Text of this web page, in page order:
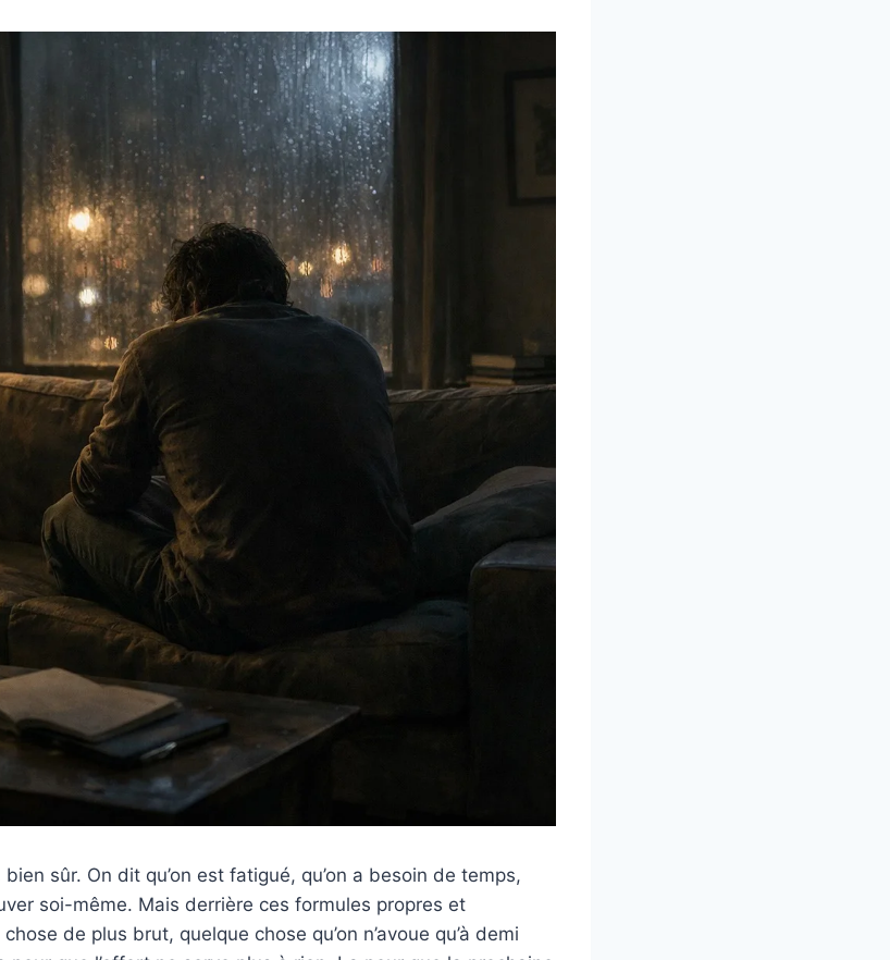
sûr. On dit qu’on est fatigué, qu’on a besoin de temps,
soi-même. Mais derrière ces formules propres et
de plus brut, quelque chose qu’on n’avoue qu’à demi